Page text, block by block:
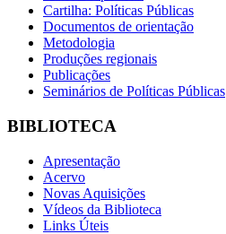
Cartilha: Políticas Públicas
Documentos de orientação
Metodologia
Produções regionais
Publicações
Seminários de Políticas Públicas
BIBLIOTECA
Apresentação
Acervo
Novas Aquisições
Vídeos da Biblioteca
Links Úteis